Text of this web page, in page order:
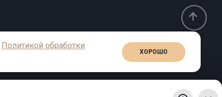
Политикой обработки
ХОРОШО